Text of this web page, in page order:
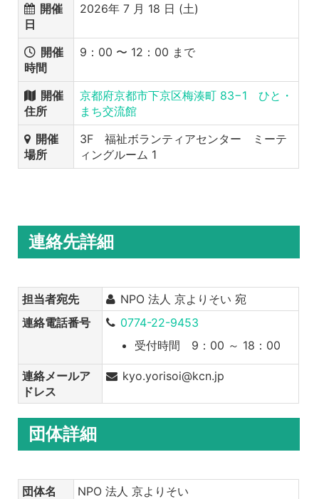
開催
日
2026年 7 月 18 日 (土)
開催
時間
9：00 〜 12：00 まで
開催
住所
京都府京都市下京区梅湊町 83−1 ひと・
まち交流館
開催
場所
3F 福祉ボランティアセンター ミーテ
ィングルーム 1
連絡先詳細
担当者宛先
NPO 法人 京よりそい 宛
連絡電話番号
0774-22-9453
受付時間 9：00 ～ 18：00
連絡メールア
ドレス
kyo.yorisoi@kcn.jp
団体詳細
団体名
NPO 法人 京よりそい